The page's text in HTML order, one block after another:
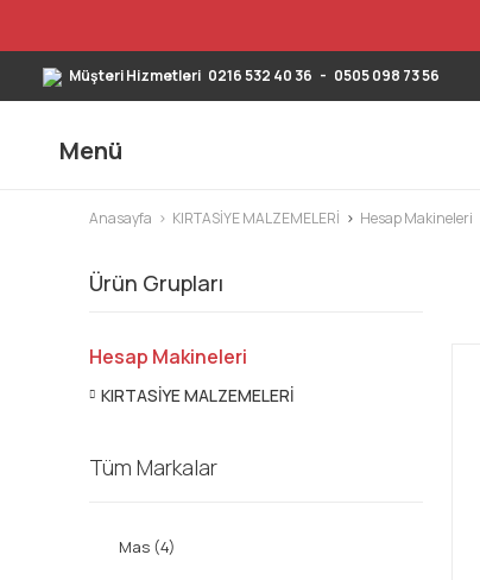
Müşteri Hizmetleri 0216 532 40 36 - 0505 098 73 56
Menü
Anasayfa KIRTASİYE MALZEMELERİ Hesap Makineleri
Ürün Grupları
Hesap Makineleri
KIRTASİYE MALZEMELERİ
Tüm Markalar
Mas (4)